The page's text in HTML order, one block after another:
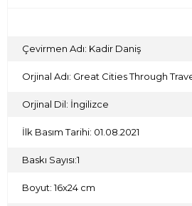
Çevirmen Adı: Kadir Daniş
Orjinal Adı: Great Cities Through
Orjinal Dil: İngilizce
İlk Basım Tarihi: 01.08.2021
Baskı Sayısı:1
Boyut: 16x24 cm